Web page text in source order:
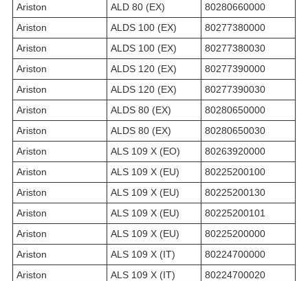
Ariston
ALD 80 (EX)
80280660000
Ariston
ALDS 100 (EX)
80277380000
Ariston
ALDS 100 (EX)
80277380030
Ariston
ALDS 120 (EX)
80277390000
Ariston
ALDS 120 (EX)
80277390030
Ariston
ALDS 80 (EX)
80280650000
Ariston
ALDS 80 (EX)
80280650030
Ariston
ALS 109 X (EO)
80263920000
Ariston
ALS 109 X (EU)
80225200100
Ariston
ALS 109 X (EU)
80225200130
Ariston
ALS 109 X (EU)
80225200101
Ariston
ALS 109 X (EU)
80225200000
Ariston
ALS 109 X (IT)
80224700000
Ariston
ALS 109 X (IT)
80224700020